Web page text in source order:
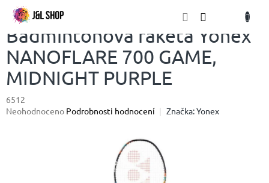
Přejít
obsah
Badmintonová raketa Yonex
NANOFLARE 700 GAME,
MIDNIGHT PURPLE
6512
Průměrné
Neohodnoceno Podrobnosti hodnocení Značka:Yonex